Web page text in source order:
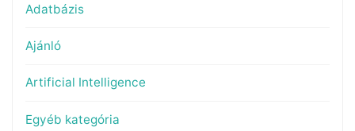
Adatbázis
Ajánló
Artificial Intelligence
Egyéb kategória